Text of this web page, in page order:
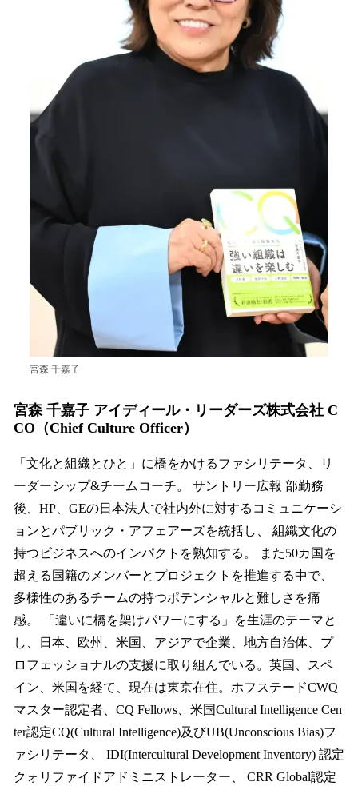
宮森 千嘉子
宮森 千嘉子 アイディール・リーダーズ株式会社 C
CO（Chief Culture Officer）
「文化と組織とひと」に橋をかけるファシリテータ、リ
ーダーシップ&チームコーチ。 サントリー広報 部勤務
後、HP、GEの日本法人で社内外に対するコミュニケーシ
ョンとパブリック・アフェアーズを統括し、 組織文化の
持つビジネスへのインパクトを熟知する。 また50カ国を
超える国籍のメンバーとプロジェクトを推進する中で、
多様性のあるチームの持つポテンシャルと難しさを痛
感。 「違いに橋を架けパワーにする」を生涯のテーマと
し、日本、欧州、米国、アジアで企業、地方自治体、プ
ロフェッショナルの支援に取り組んでいる。英国、スペ
イン、米国を経て、現在は東京在住。ホフステードCWQ
マスター認定者、CQ Fellows、米国Cultural Intelligence Cen
ter認定CQ(Cultural Intelligence)及びUB(Unconscious Bias)フ
ァシリテータ、 IDI(Intercultural Development Inventory) 認定
クォリファイドアドミニストレーター、 CRR Global認定